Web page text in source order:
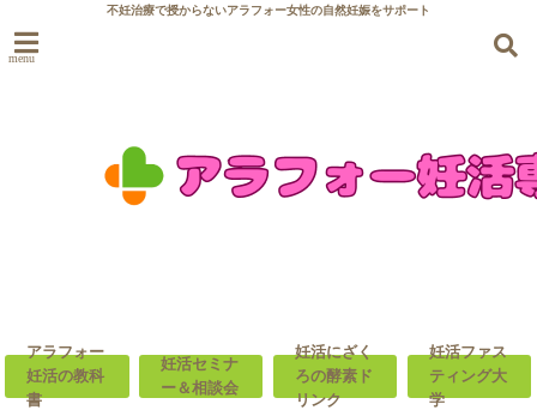
不妊治療で授からないアラフォー女性の自然妊娠をサポート
menu
アラフォー
妊活の教科
書
妊活セミナ
ー＆相談会
妊活にざく
ろの酵素ド
リンク
妊活ファス
ティング大
学